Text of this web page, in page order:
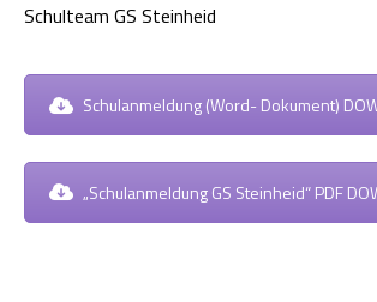
Schulteam GS Steinheid
Schulanmeldung (Word- Dokument)
„Schulanmeldung GS Steinheid“ PDF